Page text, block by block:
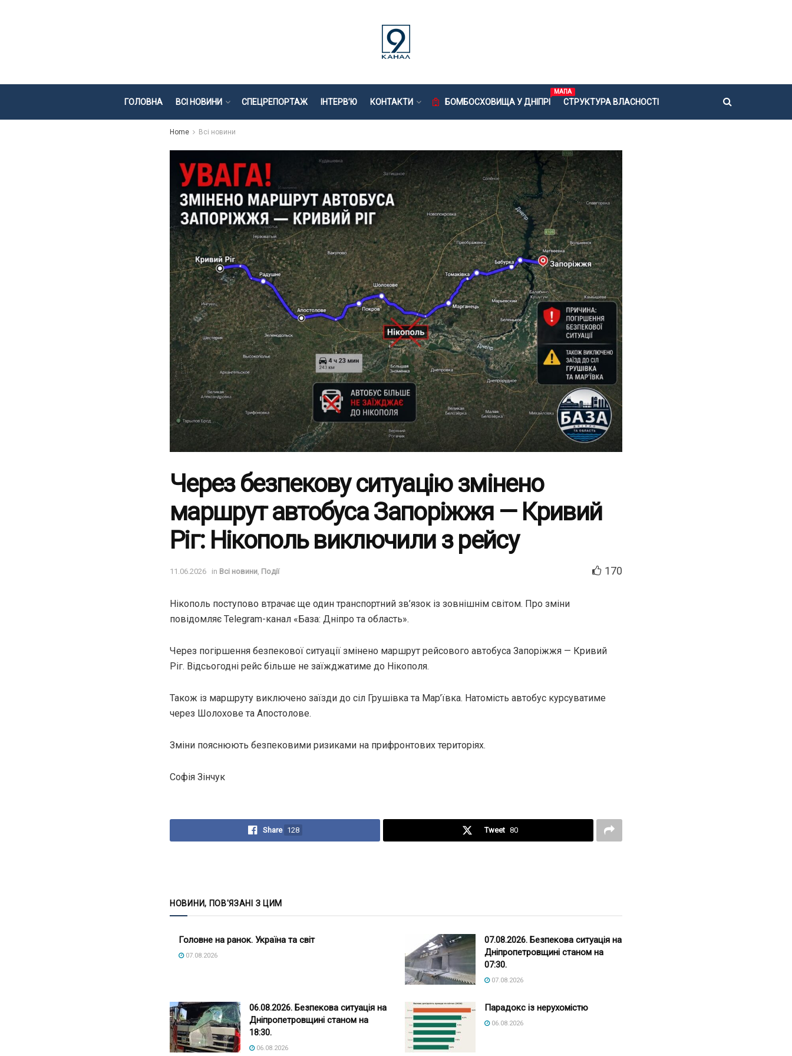
ГОЛОВНА ВСІ НОВИНИ СПЕЦРЕПОРТАЖ ІНТЕРВ’Ю КОНТАКТИ БОМБОСХОВИЩА У ДНІПРІ
МАПА
СТРУКТУРА ВЛАСНОСТІ
Home Всі новини
Через безпекову ситуацію змінено
маршрут автобуса Запоріжжя — Кривий
Ріг: Нікополь виключили з рейсу
11.06.2026 in Всі новини Події 170
Нікополь поступово втрачає ще один транспортний зв’язок із зовнішнім світом. Про зміни
повідомляє Telegram-канал «База: Дніпро та область».
Через погіршення безпекової ситуації змінено маршрут рейсового автобуса Запоріжжя — Кривий
Ріг. Відсьогодні рейс більше не заїжджатиме до Нікополя.
Також із маршруту виключено заїзди до сіл Грушівка та Мар’ївка. Натомість автобус курсуватиме
через Шолохове та Апостолове.
Зміни пояснюють безпековими ризиками на прифронтових територіях.
Софія Зінчук
Share 128 Tweet 80
НОВИНИ, ПОВ'ЯЗАНІ З ЦИМ
Головне на ранок. Україна та світ
07.08.2026
07.08.2026. Безпекова ситуація на
Дніпропетровщині станом на
07:30.
07.08.2026
06.08.2026. Безпекова ситуація на
Дніпропетровщині станом на
18:30.
06.08.2026
Парадокс із нерухомістю
06.08.2026